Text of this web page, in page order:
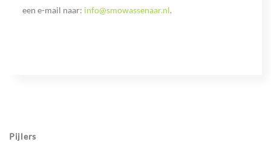
Pijlers
een e-mail naar: info@smowassenaar.nl.